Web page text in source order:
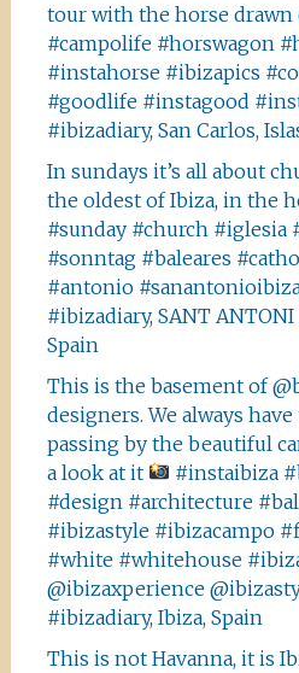
tour with the horse drawn
#campolife #horswagon
#instahorse #ibizapics
#goodlife #instagood
#ibizadiary, San Carlos,
In sundays it’s all about
the oldest of Ibiza, in the
#sunday #church #iglesia
#sonntag #baleares
#antonio
#ibizadiary, SANT ANTONI
Spain
This is the basement of
designers. We always
passing by the beautiful
a look at it
#instaibiza
#design #architecture
#ibizastyle #ibizacampo
#white #whitehouse
@ibizaxperience
#ibizadiary, Ibiza, Spain
This is not Havanna, it is